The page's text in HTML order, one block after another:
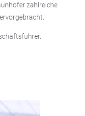
zahlreiche